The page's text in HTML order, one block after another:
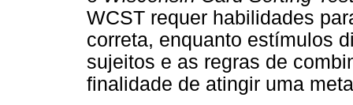
WCST requer habilidades
correta, enquanto estímulos
sujeitos e as regras de
finalidade de atingir uma